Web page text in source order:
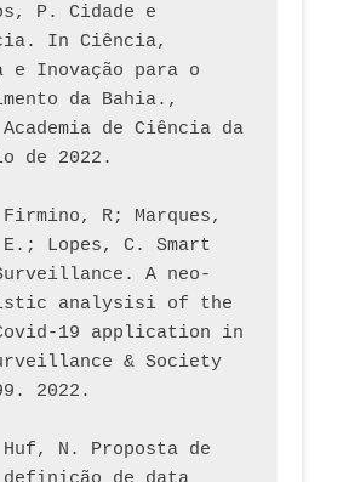
P. Cidade e
In Ciência,
e Inovação para o
da Bahia.,
de Ciência da
de 2022.
R; Marques,
Lopes, C. Smart
A neo-
analysisi of the
19 application in
& Society
2022.
Huf, N. Proposta de